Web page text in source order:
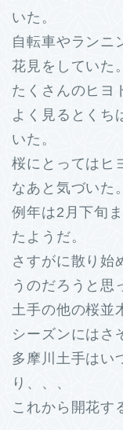
いた。
自転車やランニ
花見をしていた。
たくさんのヒヨ
よく見るとくち
いた。
桜にとってはヒ
なあと気づいた。
例年は2月下旬
たようだ。
さすがに散り始
うのだろうと思
土手の他の桜並
シーズンにはさ
多摩川土手はい
り、、、
これから開花す